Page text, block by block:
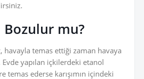
mu?
havayla temas ettiği zaman havaya
Evde yapılan içkilerdeki etanol
temas ederse karışımın içindeki